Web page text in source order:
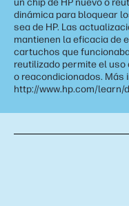
un chip de HP nuevo o
dinámica para bloquear
sea de HP. Las
mantienen la eficacia de
cartuchos que
reutilizado permite el
o reacondicionados. Más
http://www.hp.com/learn/